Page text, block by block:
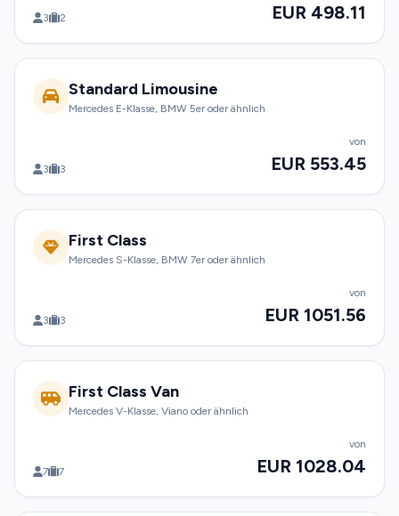
3 2 EUR 498.11
Standard Limousine
Mercedes E-Klasse, BMW 5er oder ähnlich
3 3
von
EUR 553.45
First Class
Mercedes S-Klasse, BMW 7er oder ähnlich
3 3
von
EUR 1051.56
First Class Van
Mercedes V-Klasse, Viano oder ähnlich
7 7
von
EUR 1028.04